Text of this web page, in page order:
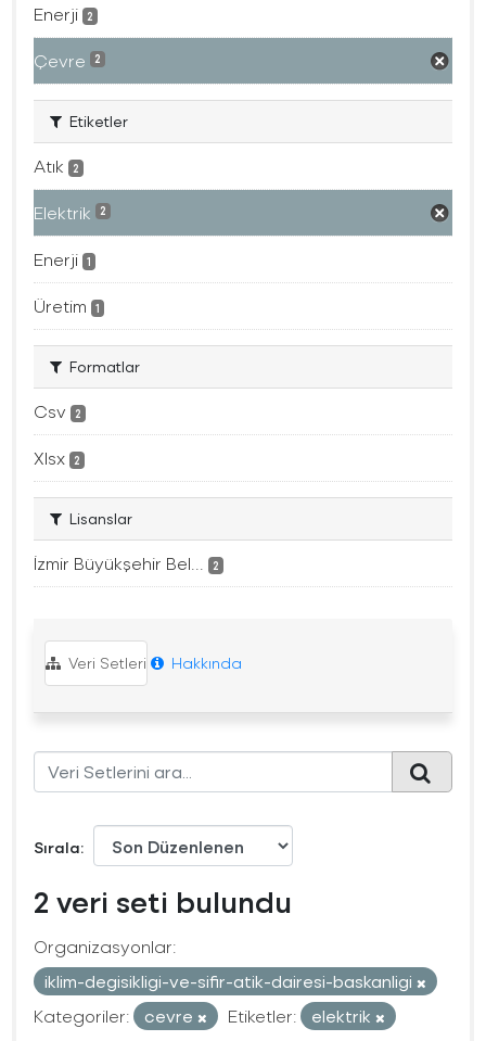
Enerji 2
Çevre 2
Etiketler
Atık 2
Elektrik 2
Enerji 1
Üretim 1
Formatlar
Csv 2
Xlsx 2
Lisanslar
İzmir Büyükşehir Bel... 2
Veri Setleri Hakkında
Sırala
2 veri seti bulundu
Organizasyonlar:
iklim-degisikligi-ve-sifir-atik-dairesi-baskanligi
Kategoriler:
cevre Etiketler:
elektrik